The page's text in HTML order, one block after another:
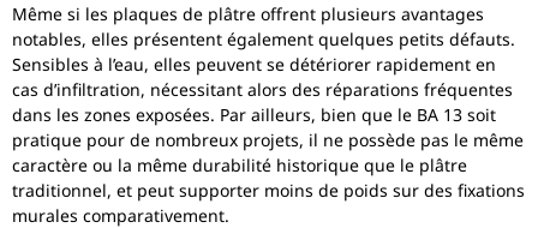
Même si les plaques de plâtre offrent plusieurs avantages
notables, elles présentent également quelques petits défauts.
Sensibles à l’eau, elles peuvent se détériorer rapidement en
cas d’infiltration, nécessitant alors des réparations fréquentes
dans les zones exposées. Par ailleurs, bien que le BA 13 soit
pratique pour de nombreux projets, il ne possède pas le même
caractère ou la même durabilité historique que le plâtre
traditionnel, et peut supporter moins de poids sur des fixations
murales comparativement.